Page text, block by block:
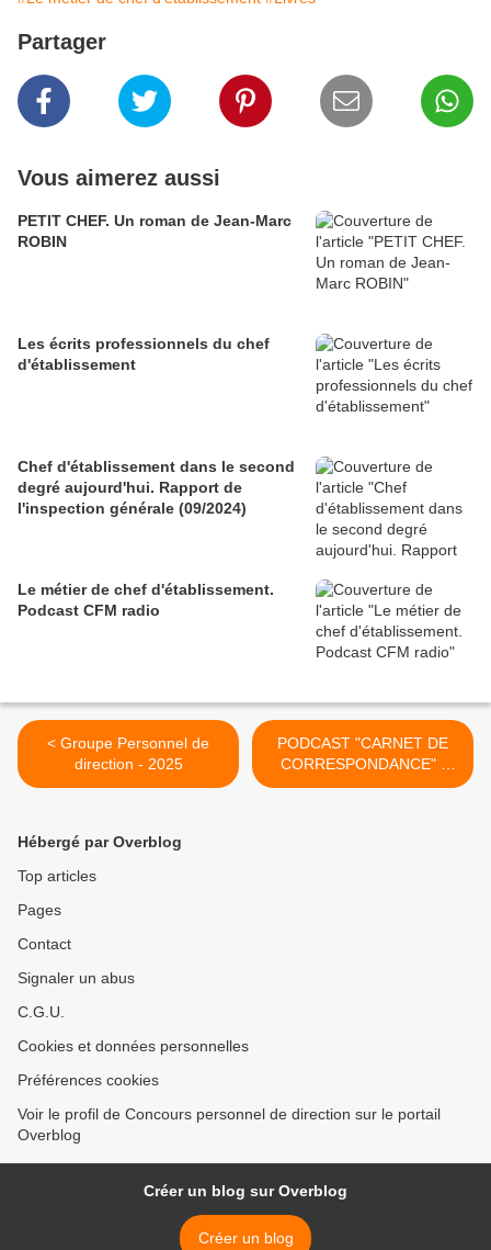
Partager
Vous aimerez aussi
PETIT CHEF. Un roman de Jean-Marc
ROBIN
Les écrits professionnels du chef
d'établissement
Chef d'établissement dans le second
degré aujourd'hui. Rapport de
l'inspection générale (09/2024)
Le métier de chef d'établissement.
Podcast CFM radio
< Groupe Personnel de
direction - 2025
PODCAST "CARNET DE
CORRESPONDANCE" -
EMISSION SUR CFM
Hébergé par Overblog
Top articles
Pages
Contact
Signaler un abus
C.G.U.
Cookies et données personnelles
Préférences cookies
Voir le profil de Concours personnel de direction sur le portail
Overblog
Créer un blog sur Overblog
Créer un blog